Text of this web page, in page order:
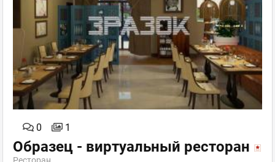
0 1
Образец - виртуальный ресторан